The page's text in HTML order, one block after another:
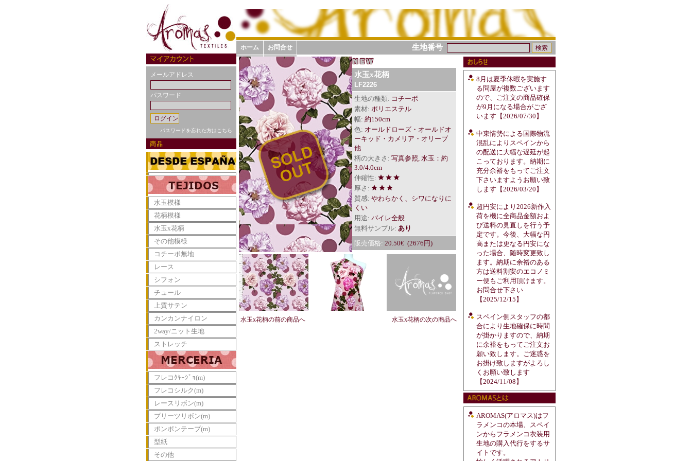
メールアドレス
パスワード
パスワードを忘れた方はこちら
水玉模様
花柄模様
水玉x花柄
その他模様
コチーボ無地
レース
シフォン
チュール
上質サテン
カンカンナイロン
2way/ニット生地
ストレッチ
フレコｸｷｰｼﾞｮ(m)
フレコシルク(m)
レースリボン(m)
プリーツリボン(m)
ポンポンテープ(m)
型紙
その他
ホーム お問合せ 生地番号
水玉x花柄
LF2226
生地の種類: コチーボ
素材: ポリエステル
幅: 約150cm
色: オールドローズ・オールドオ
ーキッド・カメリア・オリーブ
他
柄の大きさ: 写真参照, 水玉：約
3.0/4.0cm
伸縮性:
厚さ:
質感: やわらかく、シワになりに
くい
用途: バイレ全般
無料サンプル: あり
販売価格: 20.50€ (2676円)
水玉x花柄の前の商品へ 水玉x花柄の次の商品へ
8月は夏季休暇を実施す
る問屋が複数ございます
ので、ご注文の商品確保
が9月になる場合がござ
います【2026/07/30】
中東情勢による国際物流
混乱によりスペインから
の配送に大幅な遅延が起
こっております。納期に
充分余裕をもってご注文
下さいますようお願い致
します【2026/03/20】
超円安により2026新作入
荷を機に全商品金額およ
び送料の見直しを行う予
定です。今後、大幅な円
高または更なる円安にな
った場合、随時変更致し
ます。納期に余裕のある
方は送料割安のエコノミ
ー便もご利用頂けます。
お問合せ下さい
【2025/12/15】
スペイン側スタッフの都
合により生地確保に時間
が掛かりますので、納期
に余裕をもってご注文お
願い致します。ご迷惑を
お掛け致しますがよろし
くお願い致します
【2024/11/08】
AROMAS(アロマス)はフ
ラメンコの本場、スペイ
ンからフラメンコ衣装用
生地の購入代行をするサ
イトです。